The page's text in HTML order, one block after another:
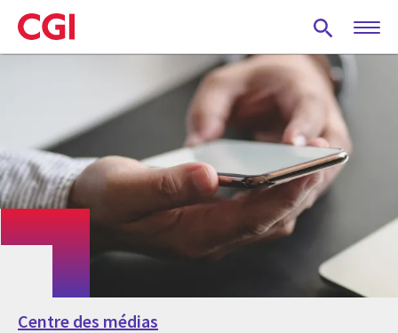
Skip
to
main
Centre des médias